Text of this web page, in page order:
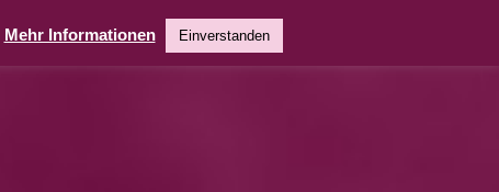
Mehr Informationen Einverstanden